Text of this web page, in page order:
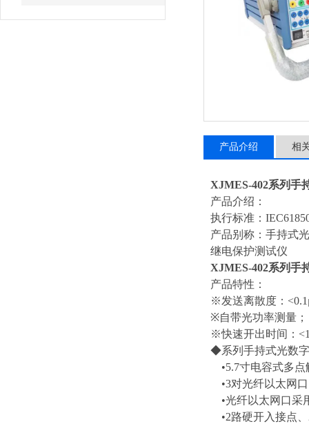
产品介绍 相
XJMES-402系列手
产品介绍：
执行标准：
产品别称：手持式
继电保护测试仪
XJMES-402系列手
产品特性：
※发送离散度：
※自带光功率测量
※快速开出时间：
◆系列手持式光数
•5.7寸电容式多点
•3对光纤以太网口
•光纤以太网口采
•2路硬开入接点